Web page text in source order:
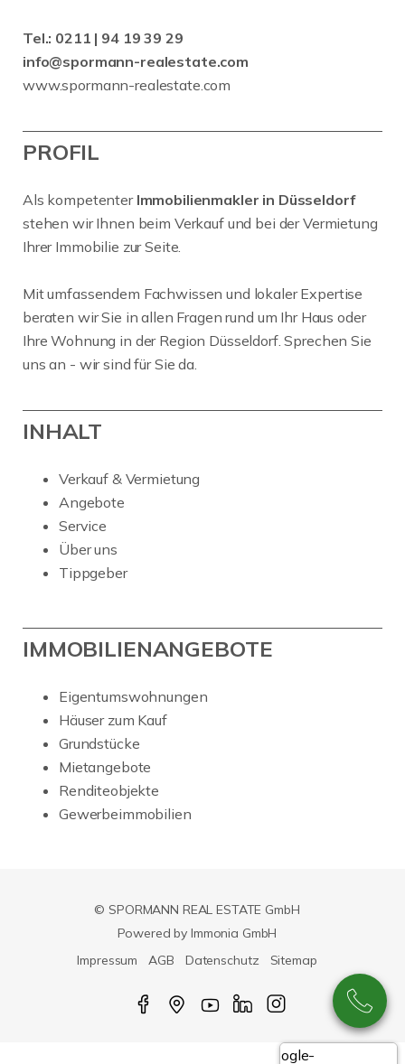
Tel.: 0211 | 94 19 39 29
info@spormann-realestate.com
www.spormann-realestate.com
PROFIL
Als kompetenter Immobilienmakler in Düsseldorf
stehen wir Ihnen beim Verkauf und bei der Vermietung
Ihrer Immobilie zur Seite.
Mit umfassendem Fachwissen und lokaler Expertise
beraten wir Sie in allen Fragen rund um Ihr Haus oder
Ihre Wohnung in der Region Düsseldorf. Sprechen Sie
uns an - wir sind für Sie da.
INHALT
Verkauf & Vermietung
Angebote
Service
Über uns
Tippgeber
IMMOBILIENANGEBOTE
Eigentumswohnungen
Häuser zum Kauf
Grundstücke
Mietangebote
Renditeobjekte
Gewerbeimmobilien
© SPORMANN REAL ESTATE GmbH
Powered by Immonia GmbH
Impressum
AGB Datenschutz Sitemap
Google-